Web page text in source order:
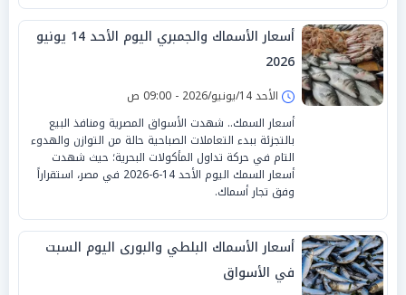
أسعار الأسماك والجمبري اليوم الأحد 14 يونيو
2026
الأحد 14/يونيو/2026 - 09:00 ص
أسعار السمك.. شهدت الأسواق المصرية ومنافذ البيع
بالتجزئة ببدء التعاملات الصباحية حالة من التوازن والهدوء
التام في حركة تداول المأكولات البحرية؛ حيث شهدت
أسعار السمك اليوم الأحد 14-6-2026 في مصر، استقراراً
وفق تجار أسماك.
أسعار الأسماك البلطي والبورى اليوم السبت
في الأسواق